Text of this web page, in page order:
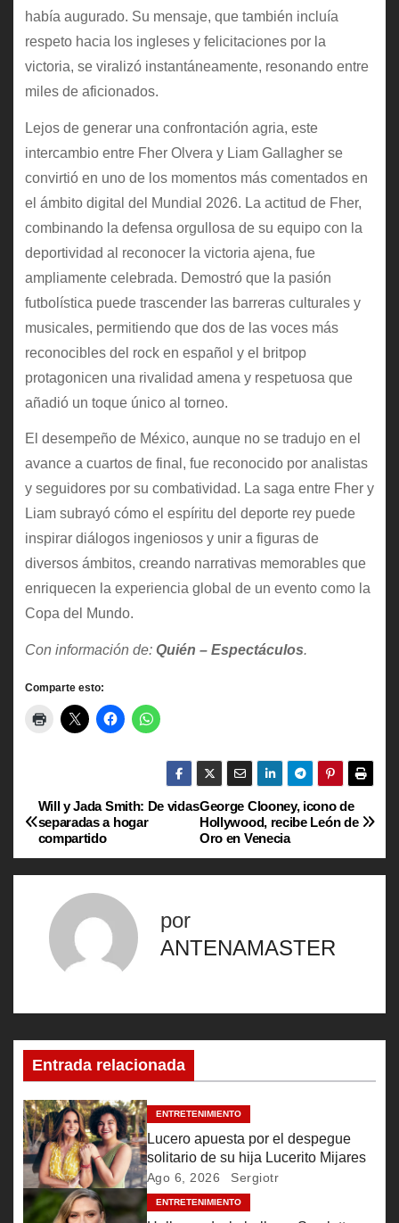
había augurado. Su mensaje, que también incluía
respeto hacia los ingleses y felicitaciones por la
victoria, se viralizó instantáneamente, resonando entre
miles de aficionados.
Lejos de generar una confrontación agria, este
intercambio entre Fher Olvera y Liam Gallagher se
convirtió en uno de los momentos más comentados en
el ámbito digital del Mundial 2026. La actitud de Fher,
combinando la defensa orgullosa de su equipo con la
deportividad al reconocer la victoria ajena, fue
ampliamente celebrada. Demostró que la pasión
futbolística puede trascender las barreras culturales y
musicales, permitiendo que dos de las voces más
reconocibles del rock en español y el britpop
protagonicen una rivalidad amena y respetuosa que
añadió un toque único al torneo.
El desempeño de México, aunque no se tradujo en el
avance a cuartos de final, fue reconocido por analistas
y seguidores por su combatividad. La saga entre Fher y
Liam subrayó cómo el espíritu del deporte rey puede
inspirar diálogos ingeniosos y unir a figuras de
diversos ámbitos, creando narrativas memorables que
enriquecen la experiencia global de un evento como la
Copa del Mundo.
Con información de: Quién – Espectáculos.
Comparte esto:
N
a
c
i
ó
n
d
George Clooney, icono de
Hollywood, recibe León de
Oro en Venecia
Will y Jada Smith: De vidas
separadas a hogar
compartido
por
ANTENAMASTER
Entrada relacionada
ENTRETENIMIENTO
Lucero apuesta por el despegue
solitario de su hija Lucerito Mijares
Ago 6, 2026 Sergiotr
ENTRETENIMIENTO